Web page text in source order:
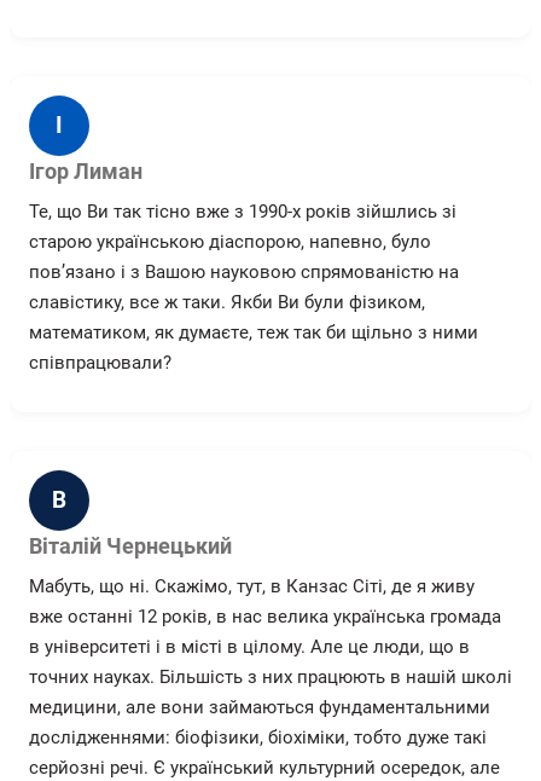
І
Ігор Лиман
Те, що Ви так тісно вже з 1990-х років зійшлись зі
старою українською діаспорою, напевно, було
пов’язано і з Вашою науковою спрямованістю на
славістику, все ж таки. Якби Ви були фізиком,
математиком, як думаєте, теж так би щільно з ними
співпрацювали?
В
Віталій Чернецький
Мабуть, що ні. Скажімо, тут, в Канзас Сіті, де я живу
вже останні 12 років, в нас велика українська громада
в університеті і в місті в цілому. Але це люди, що в
точних науках. Більшість з них працюють в нашій школі
медицини, але вони займаються фундаментальними
дослідженнями: біофізики, біохіміки, тобто дуже такі
серйозні речі. Є український культурний осередок, але